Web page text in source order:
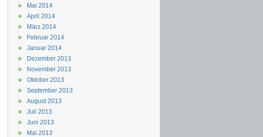
Mai 2014
April 2014
März 2014
Februar 2014
Januar 2014
Dezember 2013
November 2013
Oktober 2013
September 2013
August 2013
Juli 2013
Juni 2013
Mai 2013